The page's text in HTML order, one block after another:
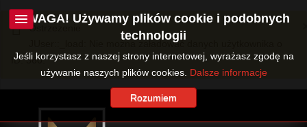
Ostrzeżenie
JUser::_load: Nie można załadować danych użytkownika o
ID: 360.
UWAGA! Używamy plików cookie i podobnych
technologii
Jeśli korzystasz z naszej strony internetowej, wyrażasz zgodę na
używanie naszych plików cookies. Dalsze informacje
Rozumiem